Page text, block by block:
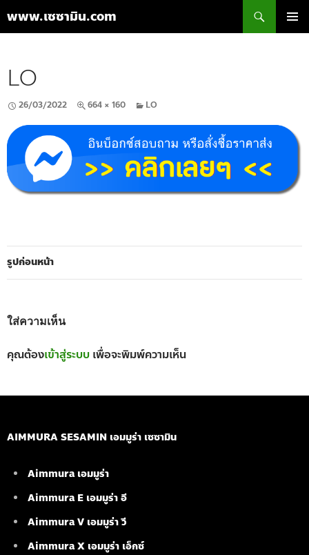
www.เซซามิน.com
เนื้อหา
LO
26/03/2022 664 × 160 LO
รูปก่อนหน้า
ใส่ความเห็น
คุณต้องเข้าสู่ระบบ เพื่อจะพิมพ์ความเห็น
AIMMURA SESAMIN เอมมูร่า เซซามิน
Aimmura เอมมูร่า
Aimmura E เอมมูร่า อี
Aimmura V เอมมูร่า วี
Aimmura X เอมมูร่า เอ็กซ์